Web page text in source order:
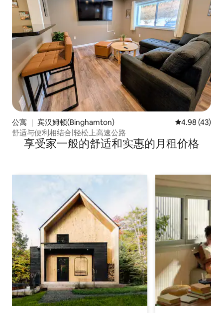
公寓 ｜ 宾汉姆顿(Binghamton) 平均评分
4.98 (43)
舒适与便利相结合|轻松上高速公路
享受家一般的舒适和实惠的月租价格